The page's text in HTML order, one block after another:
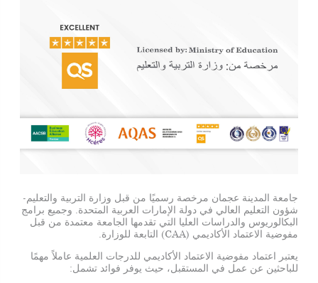
جامعة المدينة عجمان مرخصة رسميًا من قبل وزارة التربية والتعليم-
شؤون التعليم العالي في دولة الإمارات العربية المتحدة. وجميع برامج
البكالوريوس والدراسات العليا التي تقدمها الجامعة معتمدة من قبل
مفوضية الاعتماد الأكاديمي (CAA) التابعة للوزارة.
يعتبر اعتماد مفوضية الاعتماد الأكاديمي للدرجات العلمية عاملاً مهمًا
للباحثين عن عمل في المستقبل، حيث يوفر فوائد تشمل: